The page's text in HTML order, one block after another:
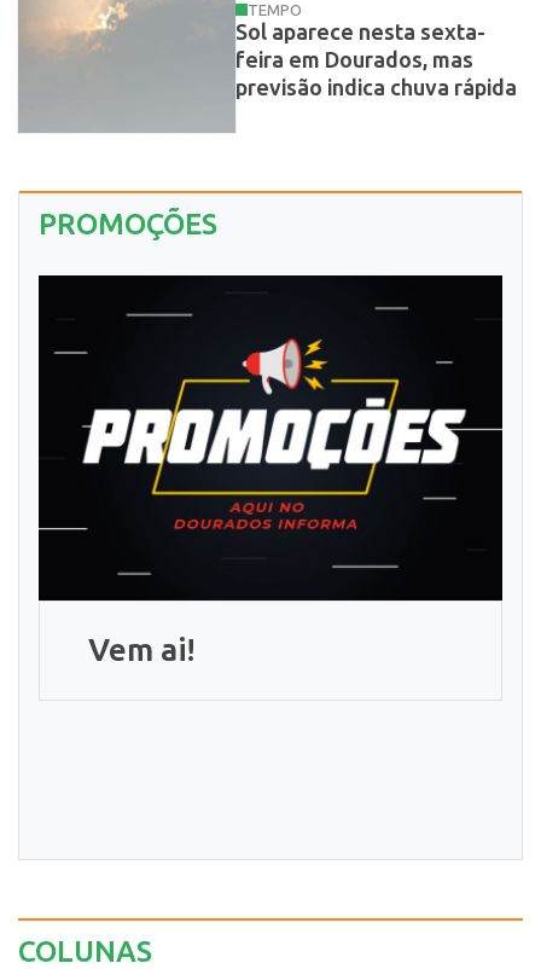
TEMPO
Sol aparece nesta sexta-
feira em Dourados, mas
previsão indica chuva rápida
PROMOÇÕES
Vem ai!
COLUNAS